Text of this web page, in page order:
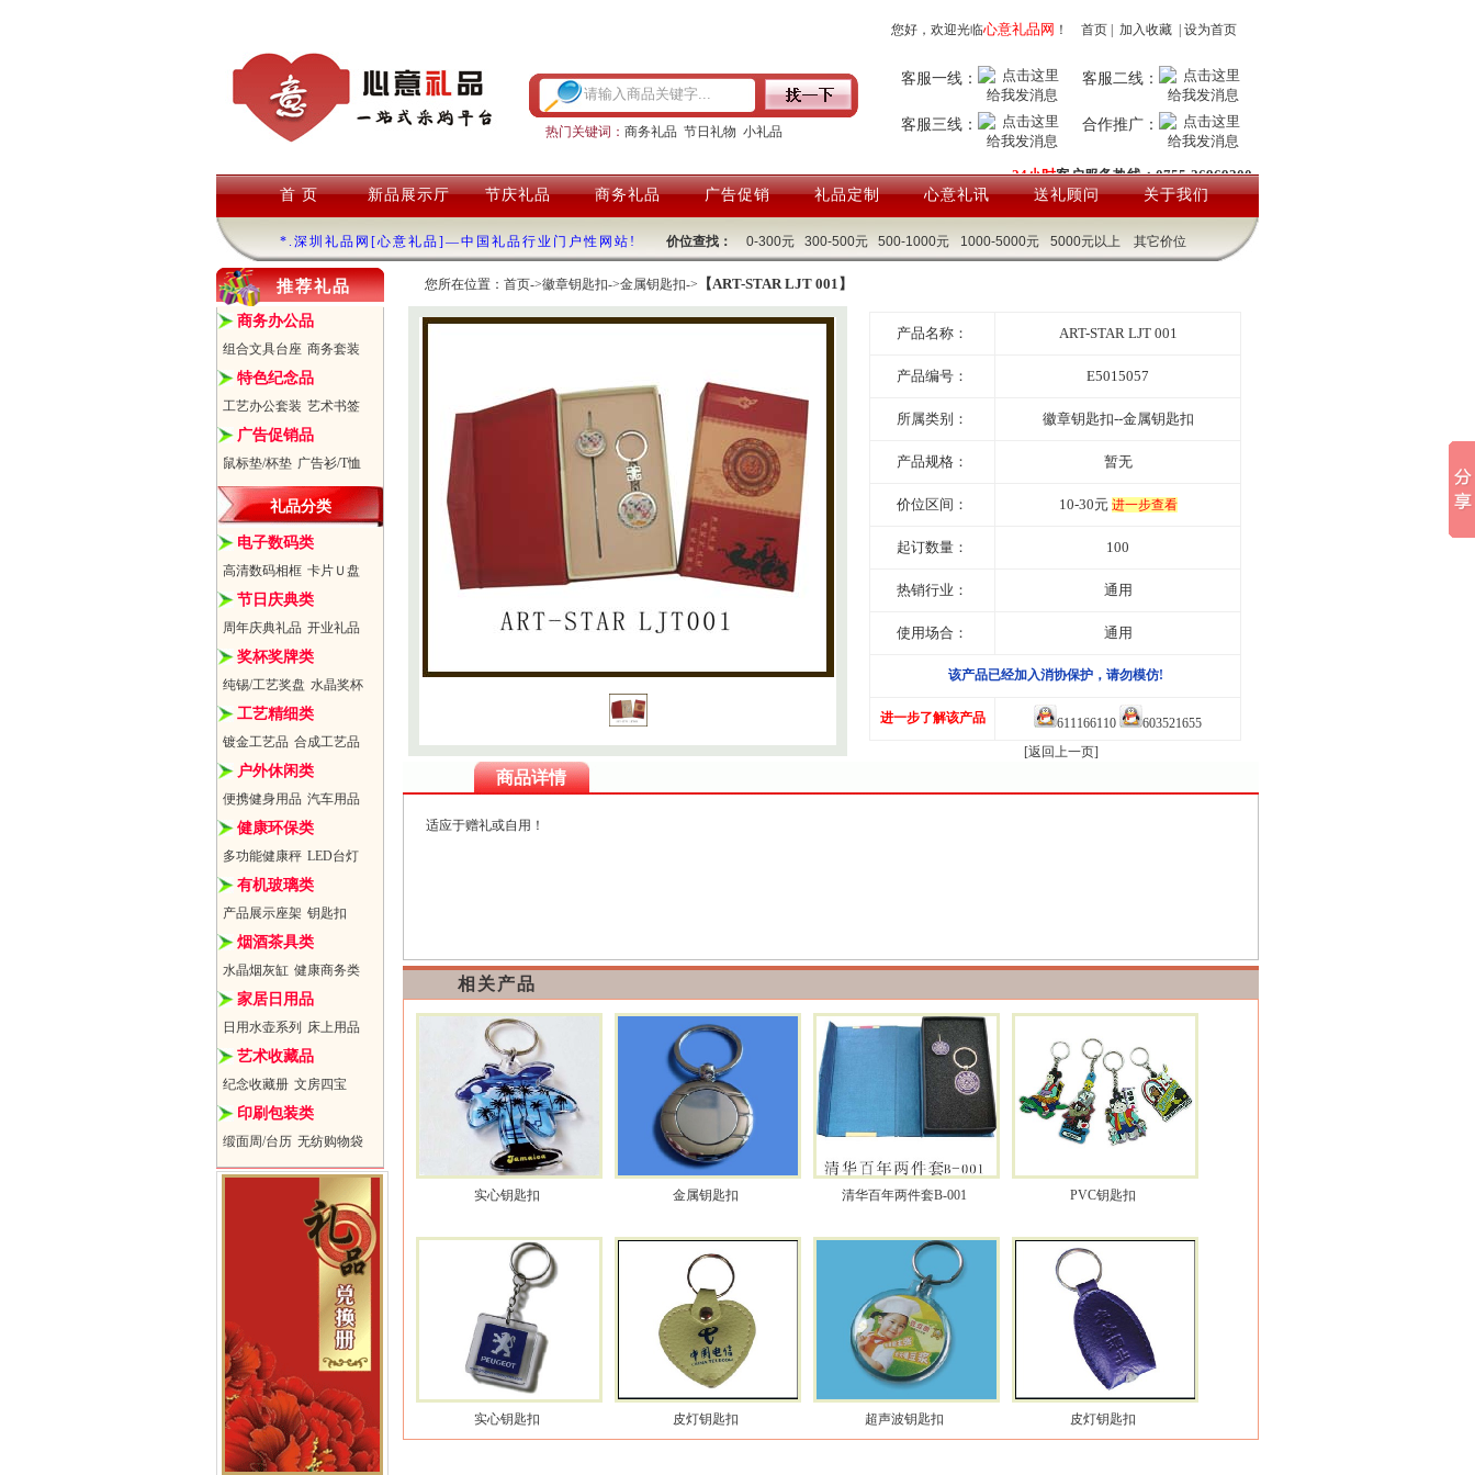
您好，欢迎光临心意礼品网 ！ 首页 加入收藏 设为首页
热门关键词： 商务礼品 节日礼物 小礼品
客服一线： 客服二线：
客服三线： 合作推广：
24小时客户服务热线：0755-26969200
首 页
新品展示厅 节庆礼品 商务礼品 广告促销 礼品定制 心意礼讯 送礼顾问 关于我们
*.深圳礼品网[心意礼品]—中国礼品行业门户性网站! 价位查找： 0-300元 300-500元 500-1000元 1000-5000元 5000元以上 其它价位
推荐礼品
商务办公品
组合文具台座 商务套装
特色纪念品
工艺办公套装 艺术书签
广告促销品
鼠标垫/杯垫 广告衫/T恤
礼品分类
电子数码类
高清数码相框 卡片Ｕ盘
节日庆典类
周年庆典礼品 开业礼品
奖杯奖牌类
纯锡/工艺奖盘 水晶奖杯
工艺精细类
镀金工艺品 合成工艺品
户外休闲类
便携健身用品 汽车用品
健康环保类
多功能健康秤 LED台灯
有机玻璃类
产品展示座架 钥匙扣
烟酒茶具类
水晶烟灰缸 健康商务类
家居日用品
日用水壶系列 床上用品
艺术收藏品
纪念收藏册 文房四宝
印刷包装类
缎面周/台历 无纺购物袋
您所在位置： 首页->徽章钥匙扣->金属钥匙扣-> 【ART-STAR LJT 001】
产品名称： ART-STAR LJT 001
产品编号： E5015057
所属类别： 徽章钥匙扣--金属钥匙扣
产品规格： 暂无
价位区间： 10-30元 进一步查看
起订数量： 100
热销行业： 通用
使用场合： 通用
该产品已经加入消协保护，请勿模仿!
进一步了解该产品 611166110
603521655
[返回上一页]
商品详情
适应于赠礼或自用！
相关产品
实心钥匙扣 金属钥匙扣 清华百年两件套B-001 PVC钥匙扣
实心钥匙扣 皮灯钥匙扣 超声波钥匙扣 皮灯钥匙扣